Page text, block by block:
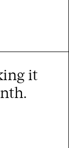
it